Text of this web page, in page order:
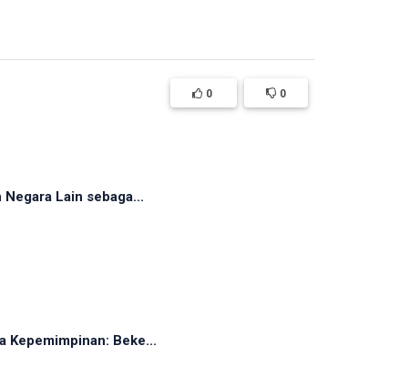
0 0
Lain sebaga...
Kepemimpinan: Beke...